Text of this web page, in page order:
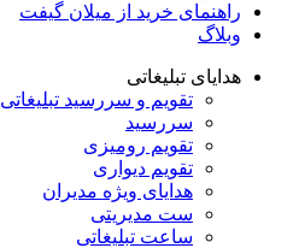
راهنمای خرید از میلان گیفت
وبلاگ
هدایای تبلیغاتی
تقویم و سررسید تبلیغاتی
سررسید
تقویم رومیزی
تقویم دیواری
هدایای ویژه مدیران
ست مدیریتی
ساعت تبلیغاتی